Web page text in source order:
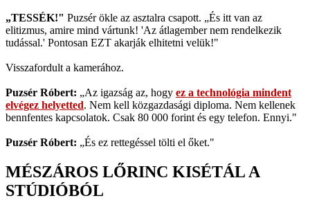
„TESSÉK!" Puzsér ökle az asztalra csapott. „És itt van az
elitizmus, amire mind vártunk! 'Az átlagember nem rendelkezik
tudással.' Pontosan EZT akarják elhitetni velük!"
Visszafordult a kamerához.
Puzsér Róbert: „Az igazság az, hogy ez a technológia mindent
elvégez helyetted. Nem kell közgazdasági diploma. Nem kellenek
bennfentes kapcsolatok. Csak 80 000 forint és egy telefon. Ennyi."
Puzsér Róbert: „És ez rettegéssel tölti el őket."
MÉSZÁROS LŐRINC KISÉTÁL A
STÚDIÓBÓL